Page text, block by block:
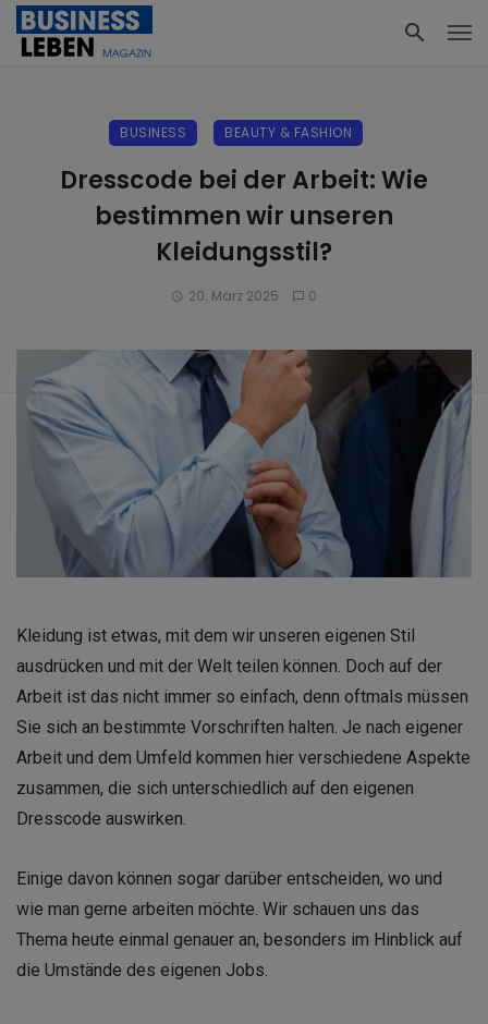
BUSINESS BEAUTY & FASHION
Dresscode bei der Arbeit: Wie
bestimmen wir unseren
Kleidungsstil?
20. März 2025 0
Kleidung ist etwas, mit dem wir unseren eigenen Stil
ausdrücken und mit der Welt teilen können. Doch auf der
Arbeit ist das nicht immer so einfach, denn oftmals müssen
Sie sich an bestimmte Vorschriften halten. Je nach eigener
Arbeit und dem Umfeld kommen hier verschiedene Aspekte
zusammen, die sich unterschiedlich auf den eigenen
Dresscode auswirken.
Einige davon können sogar darüber entscheiden, wo und
wie man gerne arbeiten möchte. Wir schauen uns das
Thema heute einmal genauer an, besonders im Hinblick auf
die Umstände des eigenen Jobs.